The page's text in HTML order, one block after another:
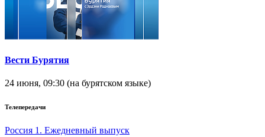
Вести Бурятия
24 июня, 09:30 (на бурятском языке)
Телепередачи
Россия 1. Ежедневный выпуск